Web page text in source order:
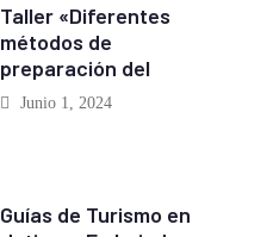
Taller «Diferentes
métodos de
preparación del
Junio 1, 2024
Guías de Turismo en